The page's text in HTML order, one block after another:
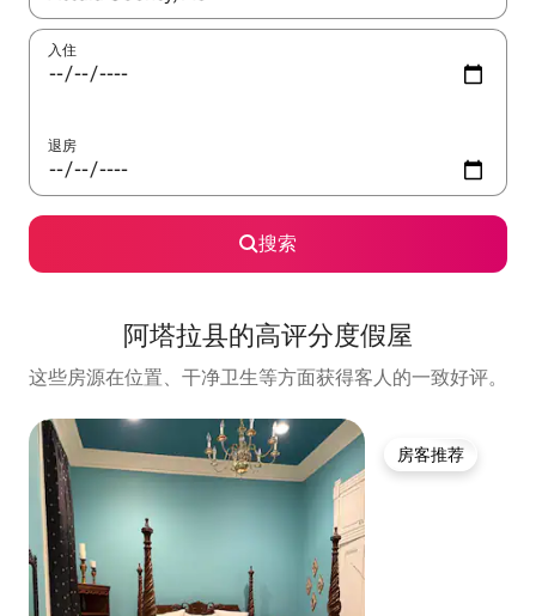
入住
退房
搜索
阿塔拉县的高评分度假屋
这些房源在位置、干净卫生等方面获得客人的一致好评。
房客推荐
房客推荐